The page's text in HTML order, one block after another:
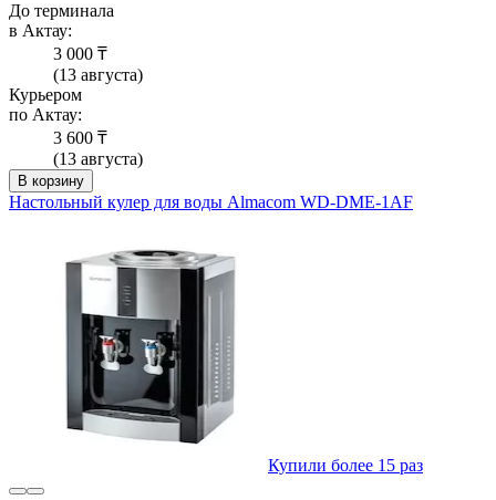
До терминала
в Актау:
3 000 ₸
(13 августа)
Курьером
по Актау:
3 600 ₸
(13 августа)
В корзину
Настольный кулер для воды Almacom WD-DME-1AF
Купили более 15 раз